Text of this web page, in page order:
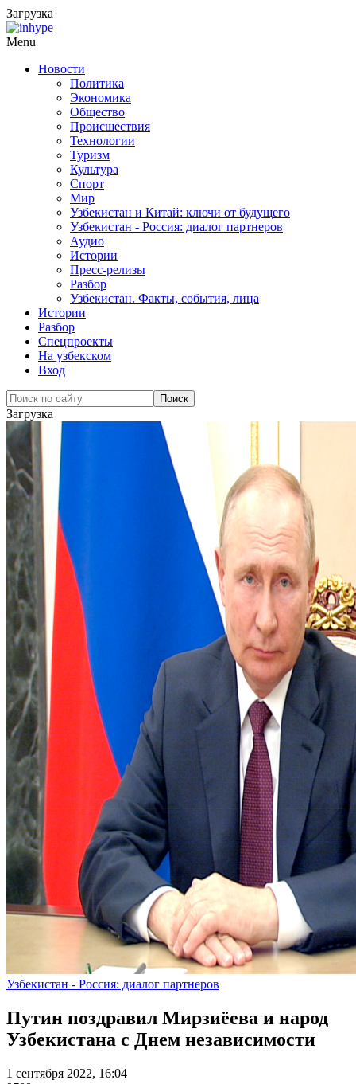
Загрузка
Menu
Новости
Политика
Экономика
Общество
Происшествия
Технологии
Туризм
Культура
Спорт
Мир
Узбекистан и Китай: ключи от будущего
Узбекистан - Россия: диалог партнеров
Аудио
Истории
Пресс-релизы
Разбор
Узбекистан. Факты, события, лица
Истории
Разбор
Спецпроекты
На узбекском
Вход
Загрузка
Узбекистан - Россия: диалог партнеров
Путин поздравил Мирзиёева и народ
Узбекистана с Днем независимости
1 сентября 2022, 16:04